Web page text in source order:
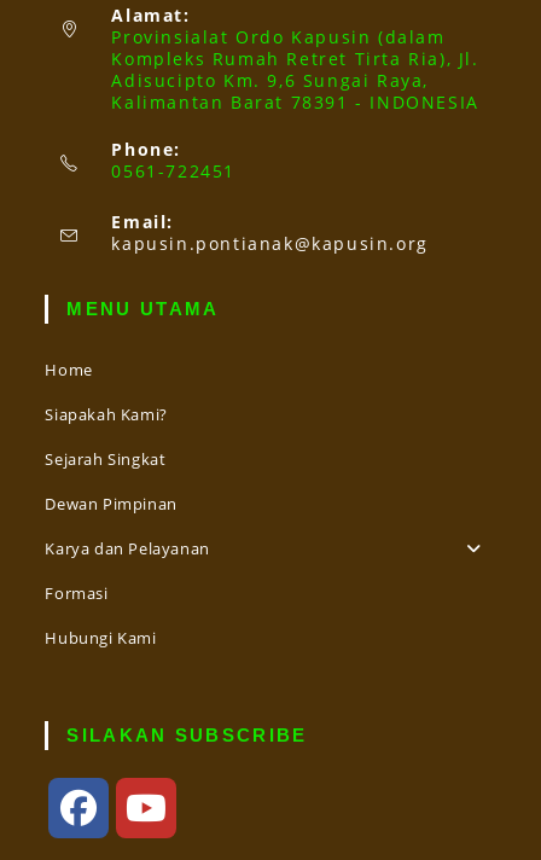
Alamat:
Provinsialat Ordo Kapusin (dalam
Kompleks Rumah Retret Tirta Ria), Jl.
Adisucipto Km. 9,6 Sungai Raya,
Kalimantan Barat 78391 - INDONESIA
Phone:
0561-722451
Email:
kapusin.pontianak@kapusin.org
MENU UTAMA
Home
Siapakah Kami?
Sejarah Singkat
Dewan Pimpinan
Karya dan Pelayanan
Formasi
Hubungi Kami
SILAKAN SUBSCRIBE